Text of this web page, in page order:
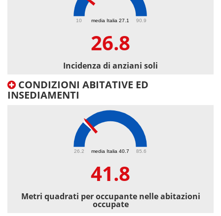
media Italia 27.1
10 90.9
26.8
Incidenza di anziani soli
CONDIZIONI ABITATIVE ED
INSEDIAMENTI
media Italia 40.7
26.2 85.6
41.8
Metri quadrati per occupante nelle abitazioni
occupate